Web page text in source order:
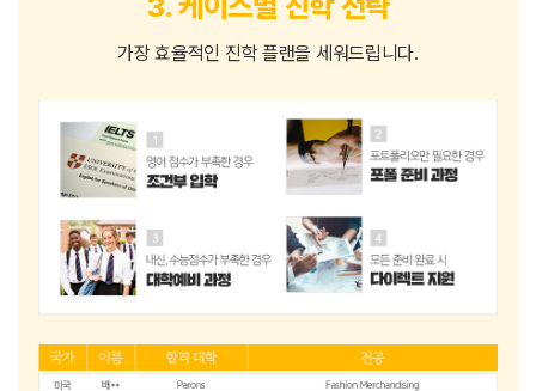
가장 효율적인 진학 플랜을 세워드립니다.